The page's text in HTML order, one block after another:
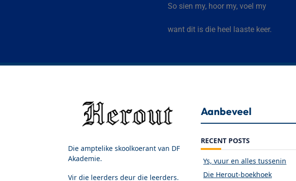
So sien my, hoor my, voel my
want dit is die heel laaste keer.
Die amptelike skoolkoerant van DF
Akademie.
Vir die leerders deur die leerders.
Aanbeveel
RECENT POSTS
Ys, vuur en alles tussenin
Die Herout-boekhoek